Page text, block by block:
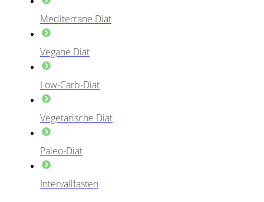
Mediterrane Diät
Vegane Diät
Low-Carb-Diät
Vegetarische Diät
Paleo-Diät
Intervallfasten